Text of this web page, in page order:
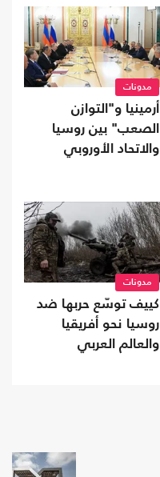
مدونات
أرمينيا و"التوازن
الصعب" بين روسيا
والاتحاد الأوروبي
مدونات
كييف توسّع حربها ضد
روسيا نحو أفريقيا
والعالم العربي